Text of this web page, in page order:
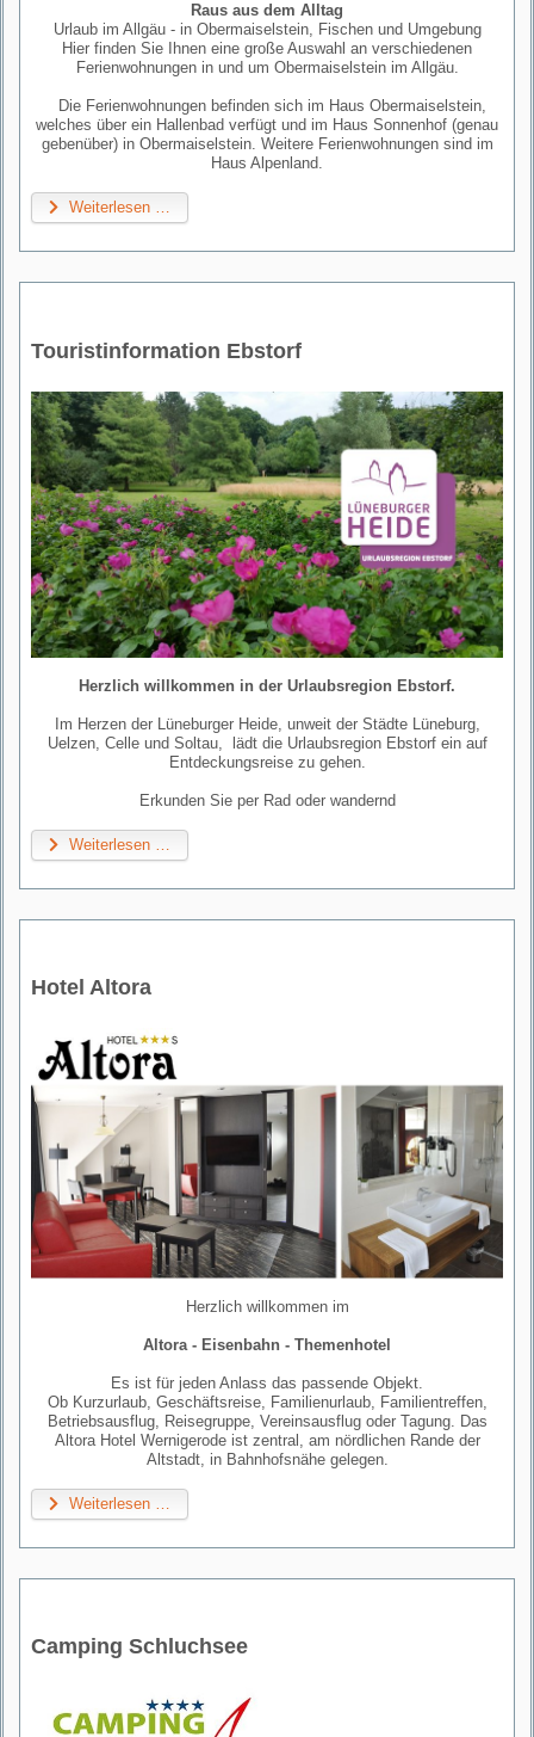
Raus aus dem Alltag
Urlaub im Allgäu - in Obermaiselstein, Fischen und Umgebung
Hier finden Sie Ihnen eine große Auswahl an verschiedenen
Ferienwohnungen in und um Obermaiselstein im Allgäu.
Die Ferienwohnungen befinden sich im Haus Obermaiselstein,
welches über ein Hallenbad verfügt und im Haus Sonnenhof (genau
gebenüber) in Obermaiselstein. Weitere Ferienwohnungen sind im
Haus Alpenland.
Weiterlesen …
Touristinformation Ebstorf
Herzlich willkommen in der Urlaubsregion Ebstorf.
Im Herzen der Lüneburger Heide, unweit der Städte Lüneburg,
Uelzen, Celle und Soltau, lädt die Urlaubsregion Ebstorf ein auf
Entdeckungsreise zu gehen.
Erkunden Sie per Rad oder wandernd
Weiterlesen …
Hotel Altora
Herzlich willkommen im
Altora - Eisenbahn - Themenhotel
Es ist für jeden Anlass das passende Objekt.
Ob Kurzurlaub, Geschäftsreise, Familienurlaub, Familientreffen,
Betriebsausflug, Reisegruppe, Vereinsausflug oder Tagung. Das
Altora Hotel Wernigerode ist zentral, am nördlichen Rande der
Altstadt, in Bahnhofsnähe gelegen.
Weiterlesen …
Camping Schluchsee